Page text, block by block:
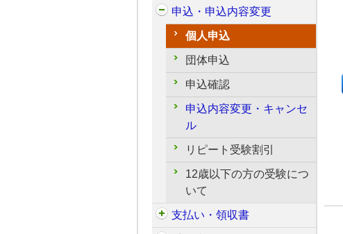
申込・申込内容変更
個人申込
団体申込
申込確認
申込内容変更・キャンセ
ル
リピート受験割引
12歳以下の方の受験につ
いて
支払い・領収書